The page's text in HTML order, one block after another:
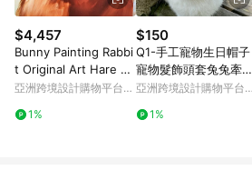
上，首次下載 Pinkoi APP 後，需透過 LINE
面，方享導購資格。
$4,457
Bunny Painting Rabbi
t Original Art Hare 油
畫動物牆藝術可愛藝術
亞洲跨境設計購物平台
1%
$150
Q1-手工寵物生日帽子
寵物髮飾頭套兔兔牽繩
衣配件兔子花圈
亞洲跨境設計購物平台
1%